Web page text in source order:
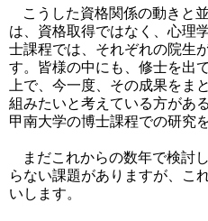
こうした資格関係の動きと
は、資格取得ではなく、心理
士課程では、それぞれの院生
す。皆様の中にも、修士を出
上で、今一度、その成果をま
組みたいと考えている方があ
甲南大学の博士課程での研究
まだこれからの数年で検討
らない課題がありますが、こ
いします。